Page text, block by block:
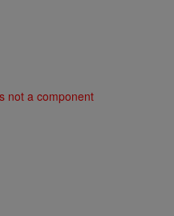
not a component